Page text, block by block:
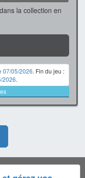
la collection en
07/05/2026. Fin du jeu :
2026.